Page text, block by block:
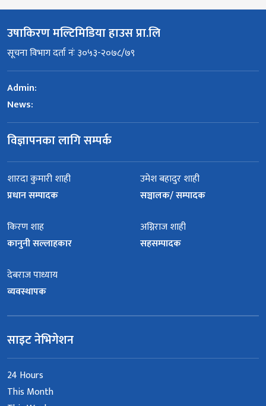
उषाकिरण मल्टिमिडिया हाउस प्रा.लि
सूचना विभाग दर्ता नंः ३०५३-२०७८/७९
Admin:
News:
विज्ञापनका लागि सम्पर्क
शारदा कुमारी शाही
प्रधान सम्पादक
उमेश बहादुर शाही
सञ्चालक/ सम्पादक
किरण शाह
कानुनी सल्लाहकार
अग्निराज शाही
सहसम्पादक
देबराज पाध्याय
व्यवस्थापक
साइट नेभिगेशन
24 Hours
This Month